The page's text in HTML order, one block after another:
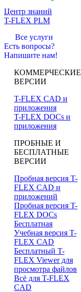
Центр знаний
T-FLEX PLM
Все услуги
Есть вопросы?
Напишите нам!
КОММЕРЧЕСКИЕ
ВЕРСИИ
T-FLEX CAD и
приложения
T-FLEX DOCs и
приложения
ПРОБНЫЕ И
БЕСПЛАТНЫЕ
ВЕРСИИ
Пробная версия T-
FLEX CAD и
приложений
Пробная версия T-
FLEX DOCs
Бесплатная
Учебная версия T-
FLEX CAD
Бесплатный T-
FLEX Viewer для
просмотра файлов
Всё для T-FLEX
CAD